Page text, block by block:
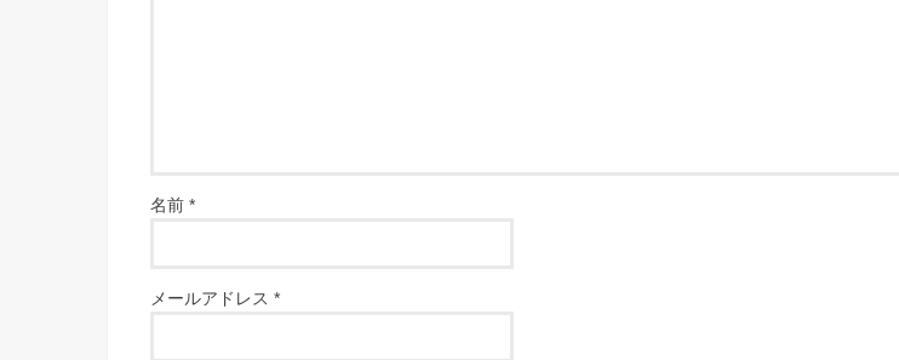
名前 *
メールアドレス *